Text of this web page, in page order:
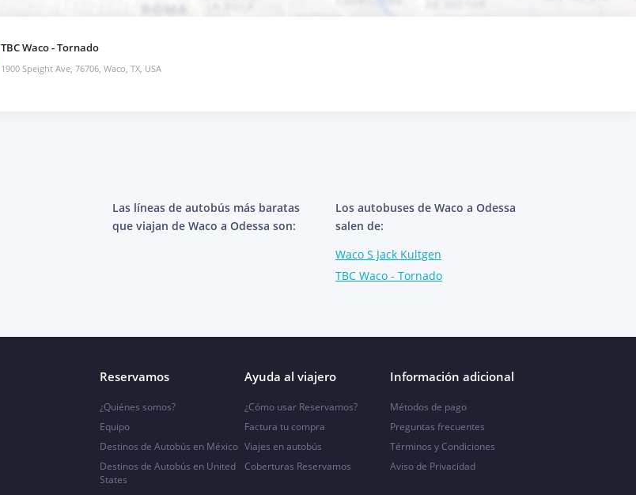
TBC Waco - Tornado
1900 Speight Ave, 76706, Waco, TX, USA
Las líneas de autobús más baratas
que viajan de Waco a Odessa son:
Los autobuses de Waco a Odessa
salen de:
Waco S Jack Kultgen
TBC Waco - Tornado
Reservamos
¿Quiénes somos?
Equipo
Destinos de Autobús en México
Destinos de Autobús en United
States
Ayuda al viajero
¿Cómo usar Reservamos?
Factura tu compra
Viajes en autobús
Coberturas Reservamos
Información adicional
Métodos de pago
Preguntas frecuentes
Términos y Condiciones
Aviso de Privacidad